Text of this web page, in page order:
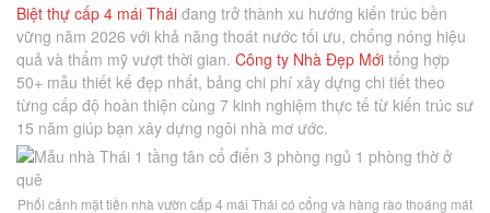
Biệt thự cấp 4 mái Thái đang trở thành xu hướng kiến trúc bền
vững năm 2026 với khả năng thoát nước tối ưu, chống nóng hiệu
quả và thẩm mỹ vượt thời gian. Công ty Nhà Đẹp Mới tổng hợp
50+ mẫu thiết kế đẹp nhất, bảng chi phí xây dựng chi tiết theo
từng cấp độ hoàn thiện cùng 7 kinh nghiệm thực tế từ kiến trúc sư
15 năm giúp bạn xây dựng ngôi nhà mơ ước.
Phối cảnh mặt tiền nhà vườn cấp 4 mái Thái có cổng và hàng rào thoáng mát